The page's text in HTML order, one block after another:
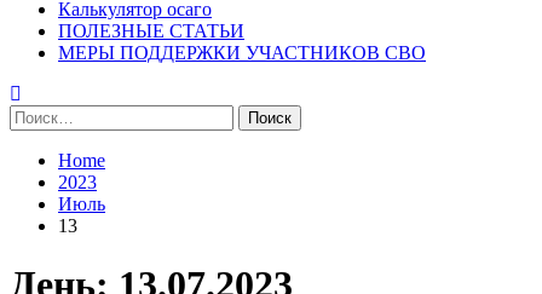
Калькулятор осаго
ПОЛЕЗНЫЕ СТАТЬИ
МЕРЫ ПОДДЕРЖКИ УЧАСТНИКОВ СВО
Найти:
Home
2023
Июль
13
День: 13.07.2023